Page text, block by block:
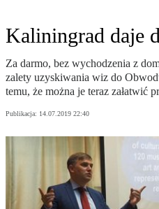
Kaliningrad daje
Za darmo, bez wychodzenia z
zalety uzyskiwania wiz do
temu, że można je teraz załatwić
Publikacja: 14.07.2019 22:40